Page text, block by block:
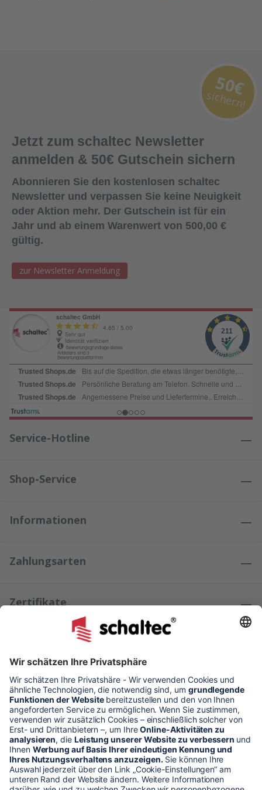
Jetzt zum schaltec Newsletter
anmelden & 50€ Gutschein sichern
Abonnieren Sie den kostenlosen schaltec
Newsletter und verpassen Sie keine Neuigkeit
oder Aktion mehr. Der Gutschein ist für ein
Jahr und ab einem Warenwert von 500,00 €
gültig.
zur Newsletter Anmeldung
50€
sichern!
Service-Hotline
Shop-Service
Informationen
Zahlungsarten
Zertifikate
Kundenmeinungen
* Alle Preise verstehen sich zzgl. Mehrwertsteuer und Versandkosten